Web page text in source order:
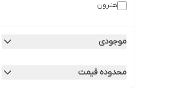
هترون
موجودی
محدوده قیمت